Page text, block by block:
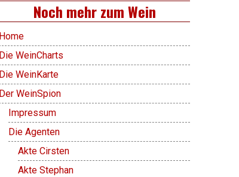
Noch mehr zum Wein
Home
Die WeinCharts
Die WeinKarte
Der WeinSpion
Impressum
Die Agenten
Akte Cirsten
Akte Stephan